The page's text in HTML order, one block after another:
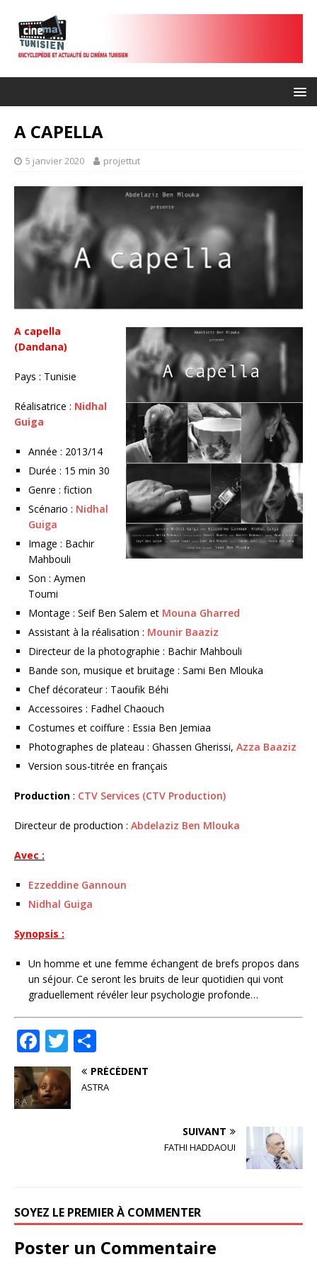
A CAPELLA
5 janvier 2020 projettut
A capella
(Dandana)
Pays : Tunisie
Réalisatrice : Nidhal
Guiga
Année : 2013/14
Durée : 15 min 30
Genre : fiction
Scénario : Nidhal
Guiga
Image : Bachir
Mahbouli
Son : Aymen
Toumi
Montage : Seif Ben Salem et Mouna Gharred
Assistant à la réalisation : Mounir Baaziz
Directeur de la photographie : Bachir Mahbouli
Bande son, musique et bruitage : Sami Ben Mlouka
Chef décorateur : Taoufik Béhi
Accessoires : Fadhel Chaouch
Costumes et coiffure : Essia Ben Jemiaa
Photographes de plateau : Ghassen Gherissi, Azza Baaziz
Version sous-titrée en français
Production : CTV Services (CTV Production)
Directeur de production : Abdelaziz Ben Mlouka
Avec :
Ezzeddine Gannoun
Nidhal Guiga
Synopsis :
Un homme et une femme échangent de brefs propos dans
un séjour. Ce seront les bruits de leur quotidien qui vont
graduellement révéler leur psychologie profonde…
F
a
c
e
T
w
it
te
ar
ta
PRÉCÉDENT
ASTRA
SUIVANT
FATHI HADDAOUI
SOYEZ LE PREMIER À COMMENTER
Poster un Commentaire